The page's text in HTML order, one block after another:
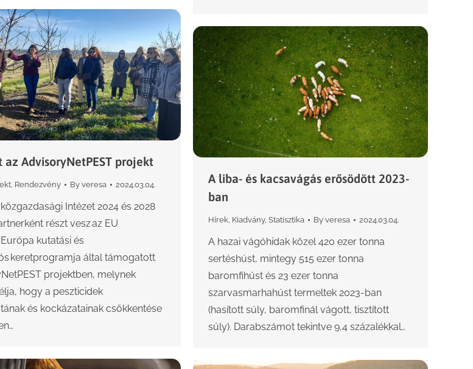
az AdvisoryNetPEST projekt
, Rendezvény By veresa 2024.03.04.
Intézet 2024 és 2028
részt vesz az EU
kutatási és
keretprogramja által támogatott
projektben, melynek
hogy a peszticidek
és kockázatainak csökkentése
A liba- és kacsavágás erősödött 2023-
ban
Hírek, Kiadvány, Statisztika By veresa 2024.03.04.
A hazai vágóhidak közel 420 ezer tonna
sertéshúst, mintegy 515 ezer tonna
baromfihúst és 23 ezer tonna
szarvasmarhahúst termeltek 2023-ban
(hasított súly, baromfinál vágott, tisztított
súly). Darabszámot tekintve 9,4 százalékkal…